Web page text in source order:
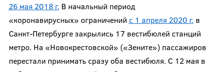
26 мая 2018 г. В начальный период
«коронавирусных» ограничений с 1 апреля 2020 г. в
Санкт-Петербурге закрылись 17 вестибюлей станций
метро. На «Новокрестовской» («Зените») пассажиров
перестали принимать сразу оба вестибюля. С 12 мая в